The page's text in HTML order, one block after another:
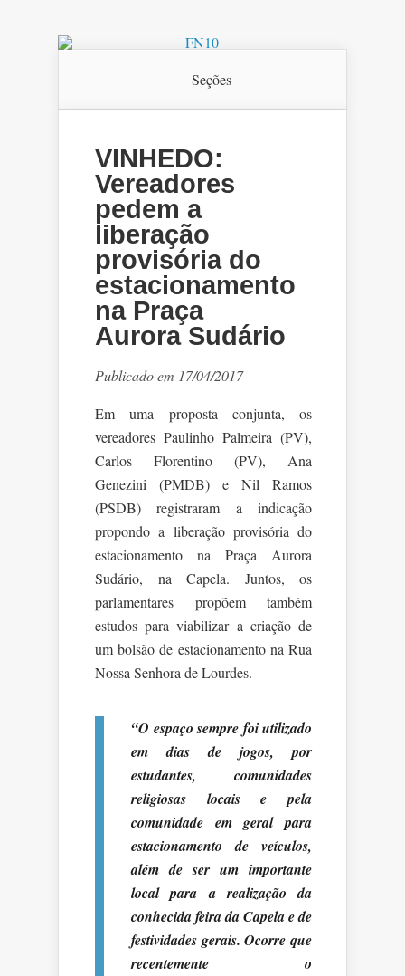
Seções
VINHEDO:
Vereadores
pedem a
liberação
provisória do
estacionamento
na Praça
Aurora Sudário
Publicado em 17/04/2017
Em uma proposta conjunta, os
vereadores Paulinho Palmeira (PV),
Carlos Florentino (PV), Ana
Genezini (PMDB) e Nil Ramos
(PSDB) registraram a indicação
propondo a liberação provisória do
estacionamento na Praça Aurora
Sudário, na Capela. Juntos, os
parlamentares propõem também
estudos para viabilizar a criação de
um bolsão de estacionamento na Rua
Nossa Senhora de Lourdes.
“O espaço sempre foi utilizado
em dias de jogos, por
estudantes, comunidades
religiosas locais e pela
comunidade em geral para
estacionamento de veículos,
além de ser um importante
local para a realização da
conhecida feira da Capela e de
festividades gerais. Ocorre que
recentemente o